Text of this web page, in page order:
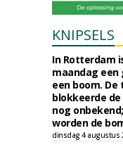
KNIPSELS
In Rotterdam
maandag
een boom.
blokkeerde
nog
worden de
dinsdag 4 augustus